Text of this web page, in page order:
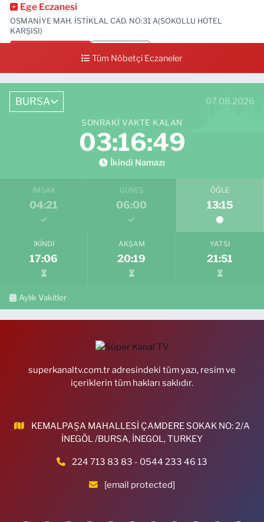
Ege Eczanesi
OSMANİYE MAH. İSTİKLAL CAD. NO:31 A(SOKOLLU HOTEL
KARŞISI)
Tüm Nöbetçi Eczaneler
BURSA 07.08.2026
SONRAKI VAKTE KALAN
03:16:47
İkindi Namazı
İMSAK
04:21
GÜNEŞ
06:00
ÖĞLE
13:15
İKINDI
17:06
AKŞAM
20:19
YATSI
21:51
Aylık Vakitler
superkanaltv.com.tr adresindeki tüm yazı, resim ve
içeriklerin tüm hakları saklıdır.
KEMALPAŞA MAHALLESİ ÇAMDERE SOKAK NO: 2/A
İNEGÖL /BURSA, İNEGOL, TURKEY
224 713 83 83 - 0544 233 46 13
[email protected]